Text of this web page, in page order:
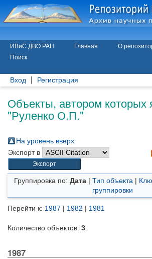
ИВиС ДВО РАН Главная О
Поиск
Вход Регистрация
Объекты, автором которых
"Руленко О.П."
На уровень вверх
Экспорт в
Группировка по: Дата| Тип объекта |
группировки
Перейти к: 1987 | 1982 | 1981
Количество объектов: 3
1987